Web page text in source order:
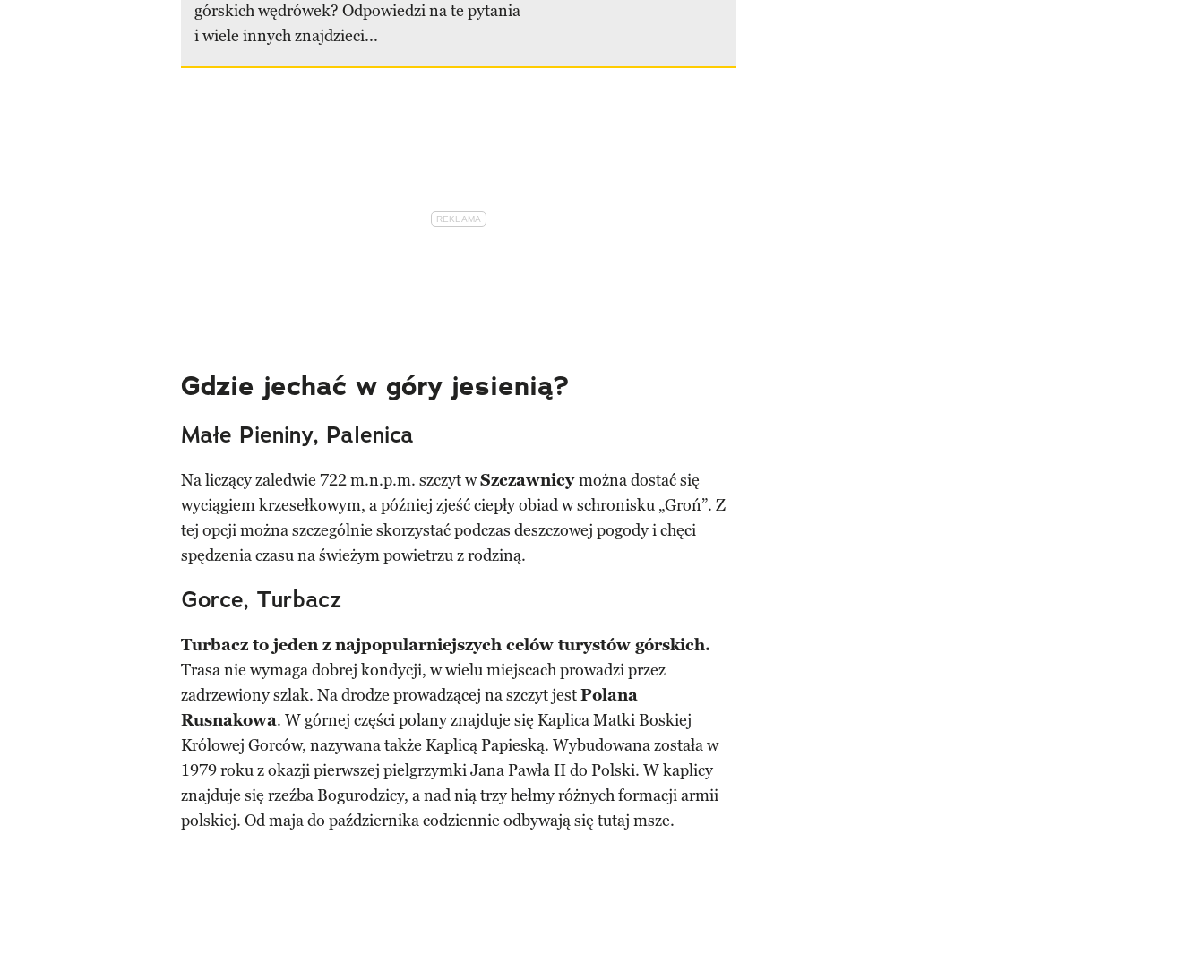
górskich wędrówek? Odpowiedzi na te pytania
i wiele innych znajdzieci...
Gdzie jechać w góry jesienią?
Małe Pieniny, Palenica
Na liczący zaledwie 722 m.n.p.m. szczyt wSzczawnicymożna dostać się
wyciągiem krzesełkowym, a później zjeść ciepły obiad w schronisku „Groń”. Z
tej opcji można szczególnie skorzystać podczas deszczowej pogody i chęci
spędzenia czasu na świeżym powietrzu z rodziną.
Gorce, Turbacz
Turbacz to jeden z najpopularniejszych celów turystów górskich.
Trasa nie wymaga dobrej kondycji, w wielu miejscach prowadzi przez
zadrzewiony szlak. Na drodze prowadzącej na szczyt jestPolana
Rusnakowa. W górnej części polany znajduje się Kaplica Matki Boskiej
Królowej Gorców, nazywana także Kaplicą Papieską. Wybudowana została w
1979 roku z okazji pierwszej pielgrzymki Jana Pawła II do Polski. W kaplicy
znajduje się rzeźba Bogurodzicy, a nad nią trzy hełmy różnych formacji armii
polskiej. Od maja do października codziennie odbywają się tutaj msze.